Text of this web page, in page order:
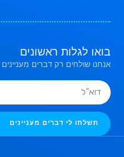
בואו לגלות ראשונים
אנחנו שולחים רק דברים מעניינים
תשלחו לי דברים מעניינים